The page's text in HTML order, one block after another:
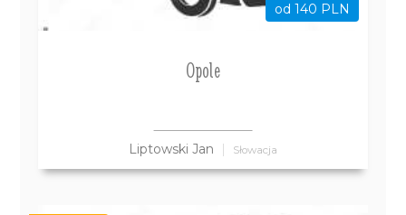
od 140 PLN
Opole
Liptowski Jan Słowacja